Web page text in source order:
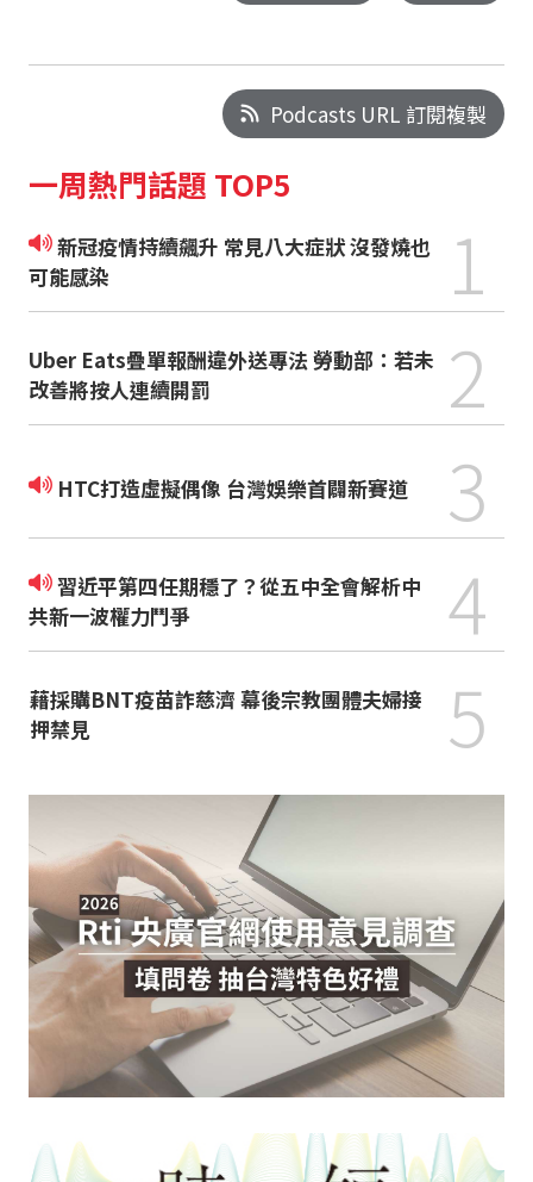
Podcasts URL 訂閱複製
一周熱門話題 TOP5
新冠疫情持續飆升 常見八大症狀 沒發燒也
可能感染
1
Uber Eats疊單報酬違外送專法 勞動部：若未
改善將按人連續開罰
2
HTC打造虛擬偶像 台灣娛樂首闢新賽道 3
習近平第四任期穩了？從五中全會解析中
共新一波權力鬥爭
4
藉採購BNT疫苗詐慈濟 幕後宗教團體夫婦接
押禁見
5